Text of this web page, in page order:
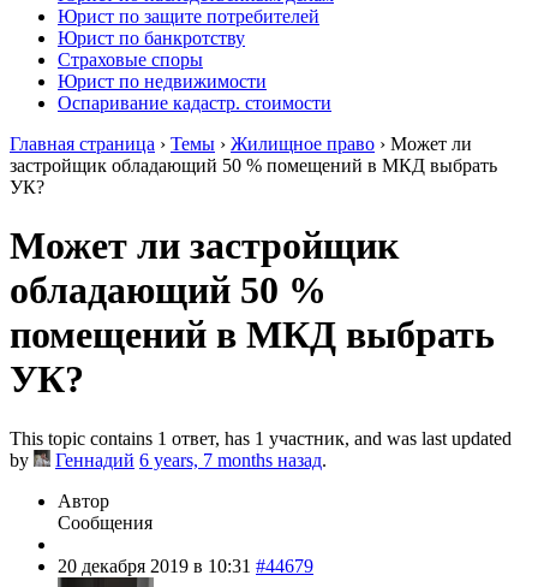
Юрист по защите потребителей
Юрист по банкротству
Страховые споры
Юрист по недвижимости
Оспаривание кадастр. стоимости
Главная страница › Темы › Жилищное право › Может ли
застройщик обладающий 50 % помещений в МКД выбрать
УК?
Может ли застройщик
обладающий 50 %
помещений в МКД выбрать
УК?
This topic contains 1 ответ, has 1 участник, and was last updated
by
Геннадий 6 years, 7 months назад.
Автор
Сообщения
20 декабря 2019 в 10:31 #44679